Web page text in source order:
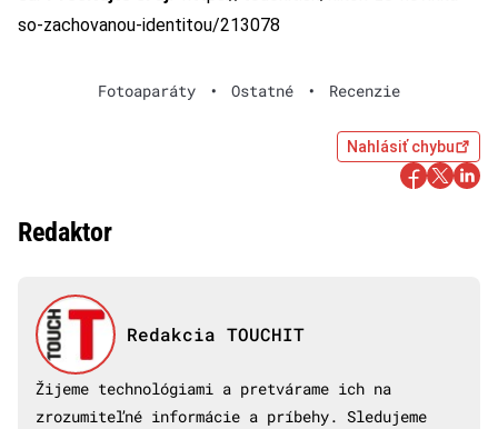
so-zachovanou-identitou/213078
Fotoaparáty • Ostatné • Recenzie
Nahlásiť chybu
Redaktor
Redakcia TOUCHIT
Žijeme technológiami a pretvárame ich na
zrozumiteľné informácie a príbehy. Sledujeme